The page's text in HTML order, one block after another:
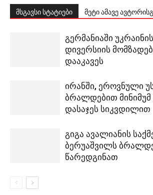
მსგავსი სტატიები მეტი ამავე
გერმანიაში
დივერსიის
დააკავეს
ირანში, ეროვნული
ბრალდებით მინიმუმ
დასაჯეს სიკვდილით
გიგა ავალიანის
ბერუაშვილს
წარედგინათ